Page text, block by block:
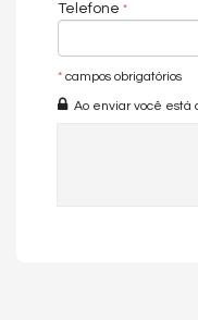
Playground
Guarita de segurança
Bicicletário
Entrada para banhistas e
Hall de entrada decorado
Telefone
* campos obrigatórios
Ao enviar você está